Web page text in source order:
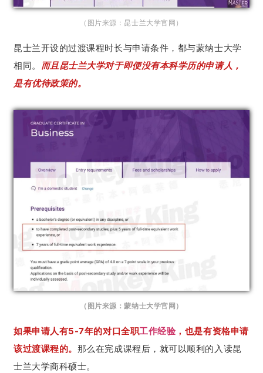
（图片来源：昆士兰大学官网）
昆士兰开设的过渡课程时长与申请条件，都与蒙纳士大学
相同。 而且昆士兰大学对于即便没有本科学历的申请人，
是有优待政策的。
（图片来源：蒙纳士大学官网）
如果申请人有5-7年的对口全职工作经验，也是有资格申请
该过渡课程的。 那么在完成课程后，就可以顺利的入读昆
士兰大学商科硕士。